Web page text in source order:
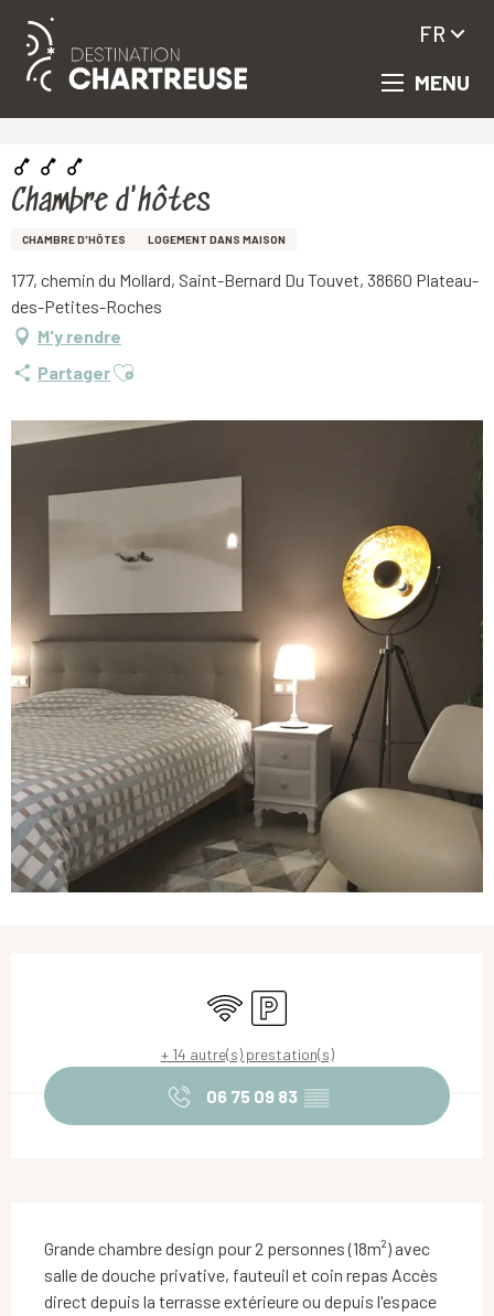
Aller
principal
MENU
FR
Chambre d'hôtes
CHAMBRE D'HÔTES LOGEMENT DANS MAISON
177, chemin du Mollard, Saint-Bernard Du Touvet, 38660 Plateau-
des-Petites-Roches
M'y rendre
PartagerAjouter aux favoris
WiFi Parking
+ 14 autre(s) prestation(s)
06 75 09 83 ▒▒
Grande chambre design pour 2 personnes (18m²) avec
salle de douche privative, fauteuil et coin repas Accès
direct depuis la terrasse extérieure ou depuis l'espace